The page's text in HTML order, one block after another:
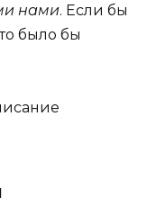
нами. Если бы
было бы